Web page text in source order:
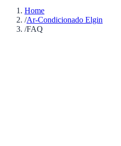
Home
/Ar-Condicionado Elgin
/FAQ